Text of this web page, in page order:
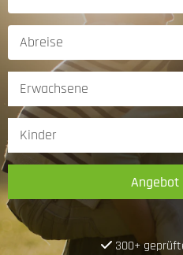
Angebot
300+